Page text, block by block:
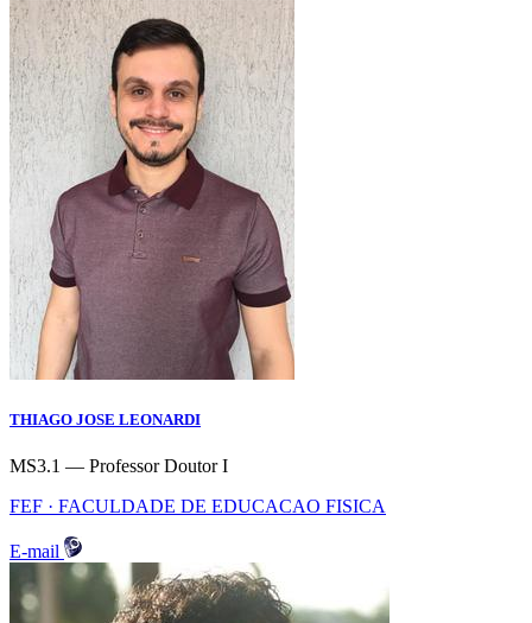
THIAGO JOSE LEONARDI
MS3.1 — Professor Doutor I
FEF · FACULDADE DE EDUCACAO FISICA
E-mail